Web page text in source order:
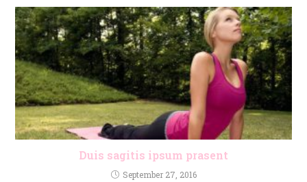
Duis sagitis ipsum prasent
September 27, 2016